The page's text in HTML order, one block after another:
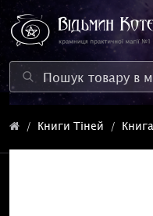
Книги Тіней